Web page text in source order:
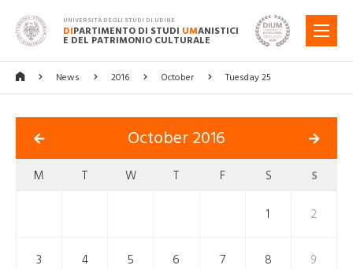
UNIVERSITÀ DEGLI STUDI DI UDINE
DIPARTIMENTO DI STUDI UMANISTICI
E DEL PATRIMONIO CULTURALE
MENU
News 2016 October Tuesday 25
October 2016
M T W T F S S
1 2
3 4 5 6 7 8 9